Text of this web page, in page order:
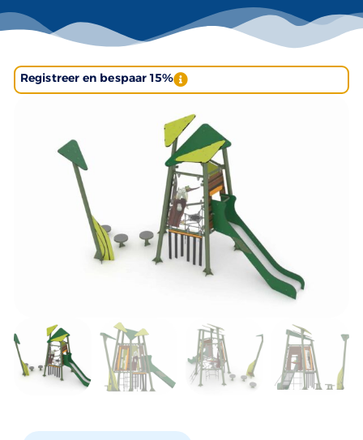
Registreer en bespaar 15%